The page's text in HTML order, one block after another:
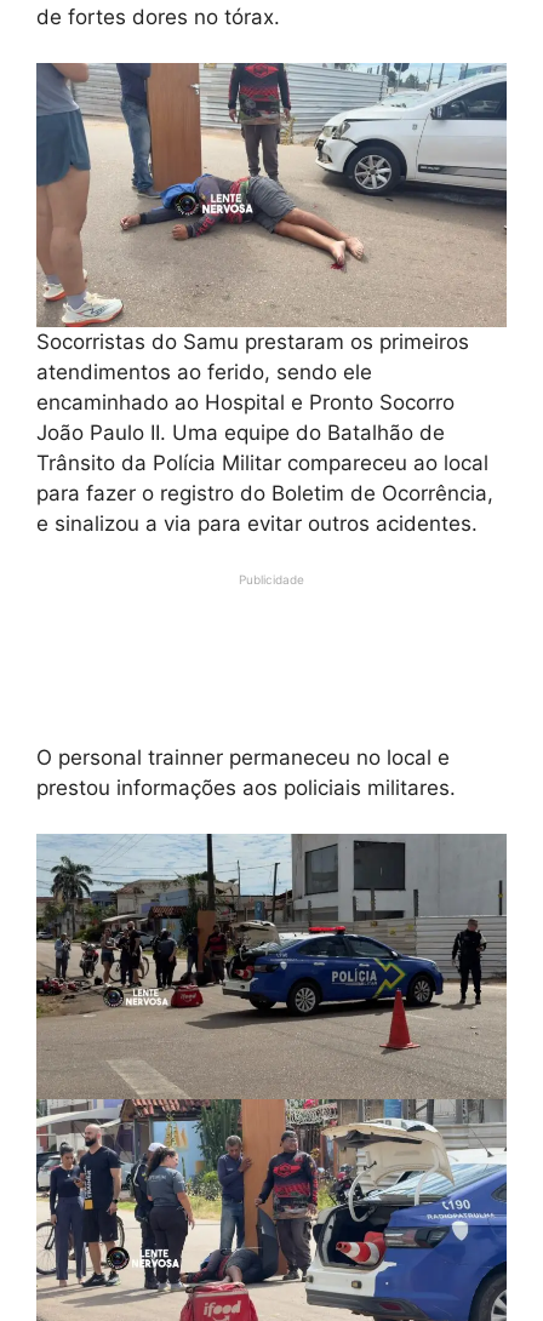
de fortes dores no tórax.
Socorristas do Samu prestaram os primeiros
atendimentos ao ferido, sendo ele
encaminhado ao Hospital e Pronto Socorro
João Paulo II. Uma equipe do Batalhão de
Trânsito da Polícia Militar compareceu ao local
para fazer o registro do Boletim de Ocorrência,
e sinalizou a via para evitar outros acidentes.
Publicidade
O personal trainner permaneceu no local e
prestou informações aos policiais militares.